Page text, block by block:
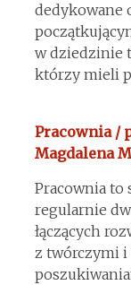
dedykowane
w dziedzinie
którzy mieli
Pracownia /
Magdalena
Pracownia to
regularnie
łączących
z twórczymi